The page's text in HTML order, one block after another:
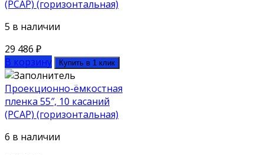
(PCAP) (горизонтальная)
5 в наличии
29 486 ₽
В корзину
Купить в 1 клик
Проекционно-ёмкостная
пленка 55″, 10 касаний
(PCAP) (горизонтальная)
6 в наличии